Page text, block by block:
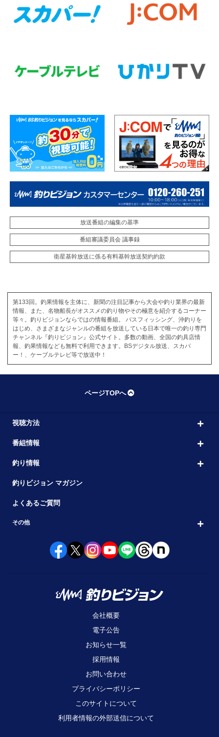
放送番組の編集の基準
番組審議委員会 議事録
衛星基幹放送に係る有料基幹放送契約約款
第133回。釣果情報を主体に、新聞の注目記事から大会や釣り業界の最新
情報、また、名物船長がオススメの釣り物やその極意を紹介するコーナー
等々。釣りビジョンならではの情報番組。 バスフィッシング、沖釣りを
はじめ、さまざまなジャンルの番組を放送している日本で唯一の釣り専門
チャンネル『釣りビジョン』公式サイト。多数の動画、全国の釣具店情
報、釣果情報なども無料で利用できます。BSデジタル放送、スカパ
ー！、ケーブルテレビ等で放送中！
ページTOPへ
視聴方法
番組情報
釣り情報
釣りビジョン マガジン
よくあるご質問
その他
会社概要
電子公告
お知らせ一覧
採用情報
お問い合わせ
プライバシーポリシー
このサイトについて
利用者情報の外部送信について